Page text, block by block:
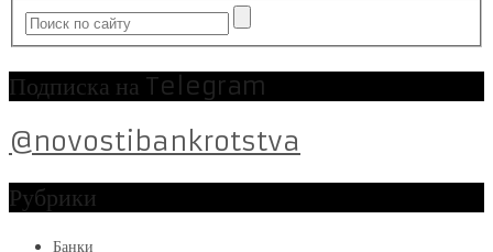
Подписка на Telegram
@novostibankrotstva
Рубрики
Банки